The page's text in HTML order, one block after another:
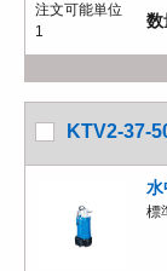
注文可能単位
1
数
KTV2-37-
水
標